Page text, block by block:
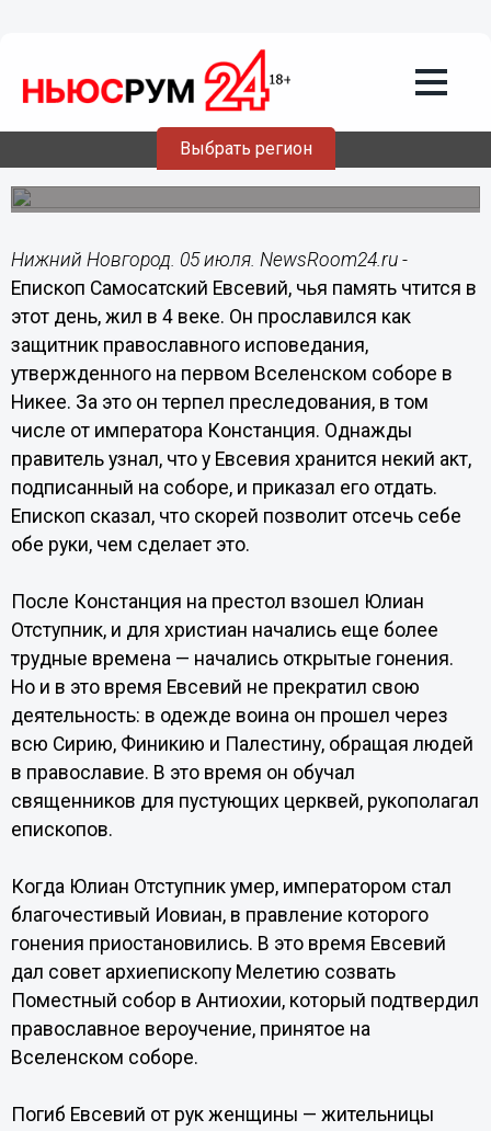
Выбрать регион
5 июля - Евсеев день по народному
Если на Евсевия шел дождь — это предвещало хороший
урожай хлеба.
Нижний Новгород. 05 июля. NewsRoom24.ru -
Епископ Самосатский Евсевий, чья память чтится в
этот день, жил в 4 веке. Он прославился как
защитник православного исповедания,
утвержденного на первом Вселенском соборе в
Никее. За это он терпел преследования, в том
числе от императора Констанция. Однажды
правитель узнал, что у Евсевия хранится некий акт,
подписанный на соборе, и приказал его отдать.
Епископ сказал, что скорей позволит отсечь себе
обе руки, чем сделает это.
После Констанция на престол взошел Юлиан
Отступник, и для христиан начались еще более
трудные времена — начались открытые гонения.
Но и в это время Евсевий не прекратил свою
деятельность: в одежде воина он прошел через
всю Сирию, Финикию и Палестину, обращая людей
в православие. В это время он обучал
священников для пустующих церквей, рукополагал
епископов.
Когда Юлиан Отступник умер, императором стал
благочестивый Иовиан, в правление которого
гонения приостановились. В это время Евсевий
дал совет архиепископу Мелетию созвать
Поместный собор в Антиохии, который подтвердил
православное вероучение, принятое на
Вселенском соборе.
Погиб Евсевий от рук женщины — жительницы